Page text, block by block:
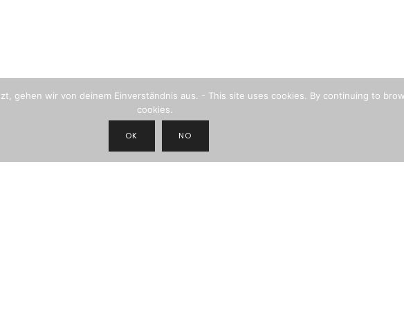
gehen wir von deinem Einverständnis aus. - This site uses cookies. By continuing to
cookies.
OK NO